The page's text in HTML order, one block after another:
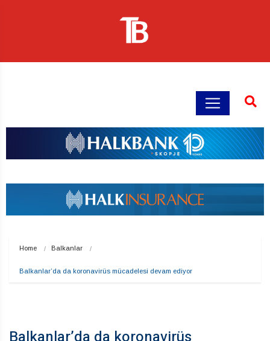
Home Balkanlar
Balkanlar’da da koronavirüs mücadelesi devam ediyor